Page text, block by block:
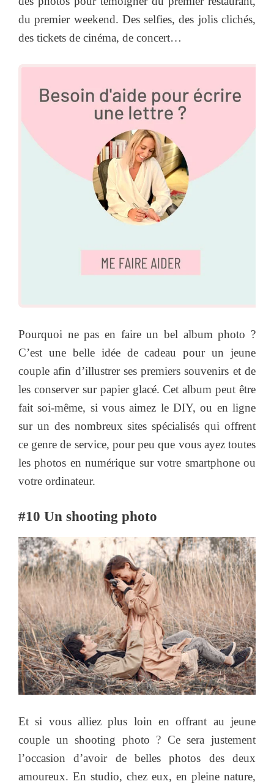
du premier weekend. Des selfies, des jolis clichés,
des tickets de cinéma, de concert…
Pourquoi ne pas en faire un bel album photo ?
C’est une belle idée de cadeau pour un jeune
couple afin d’illustrer ses premiers souvenirs et de
les conserver sur papier glacé. Cet album peut être
fait soi-même, si vous aimez le DIY, ou en ligne
sur un des nombreux sites spécialisés qui offrent
ce genre de service, pour peu que vous ayez toutes
les photos en numérique sur votre smartphone ou
votre ordinateur.
#10 Un shooting photo
Et si vous alliez plus loin en offrant au jeune
couple un shooting photo ? Ce sera justement
l’occasion d’avoir de belles photos des deux
amoureux. En studio, chez eux, en pleine nature,